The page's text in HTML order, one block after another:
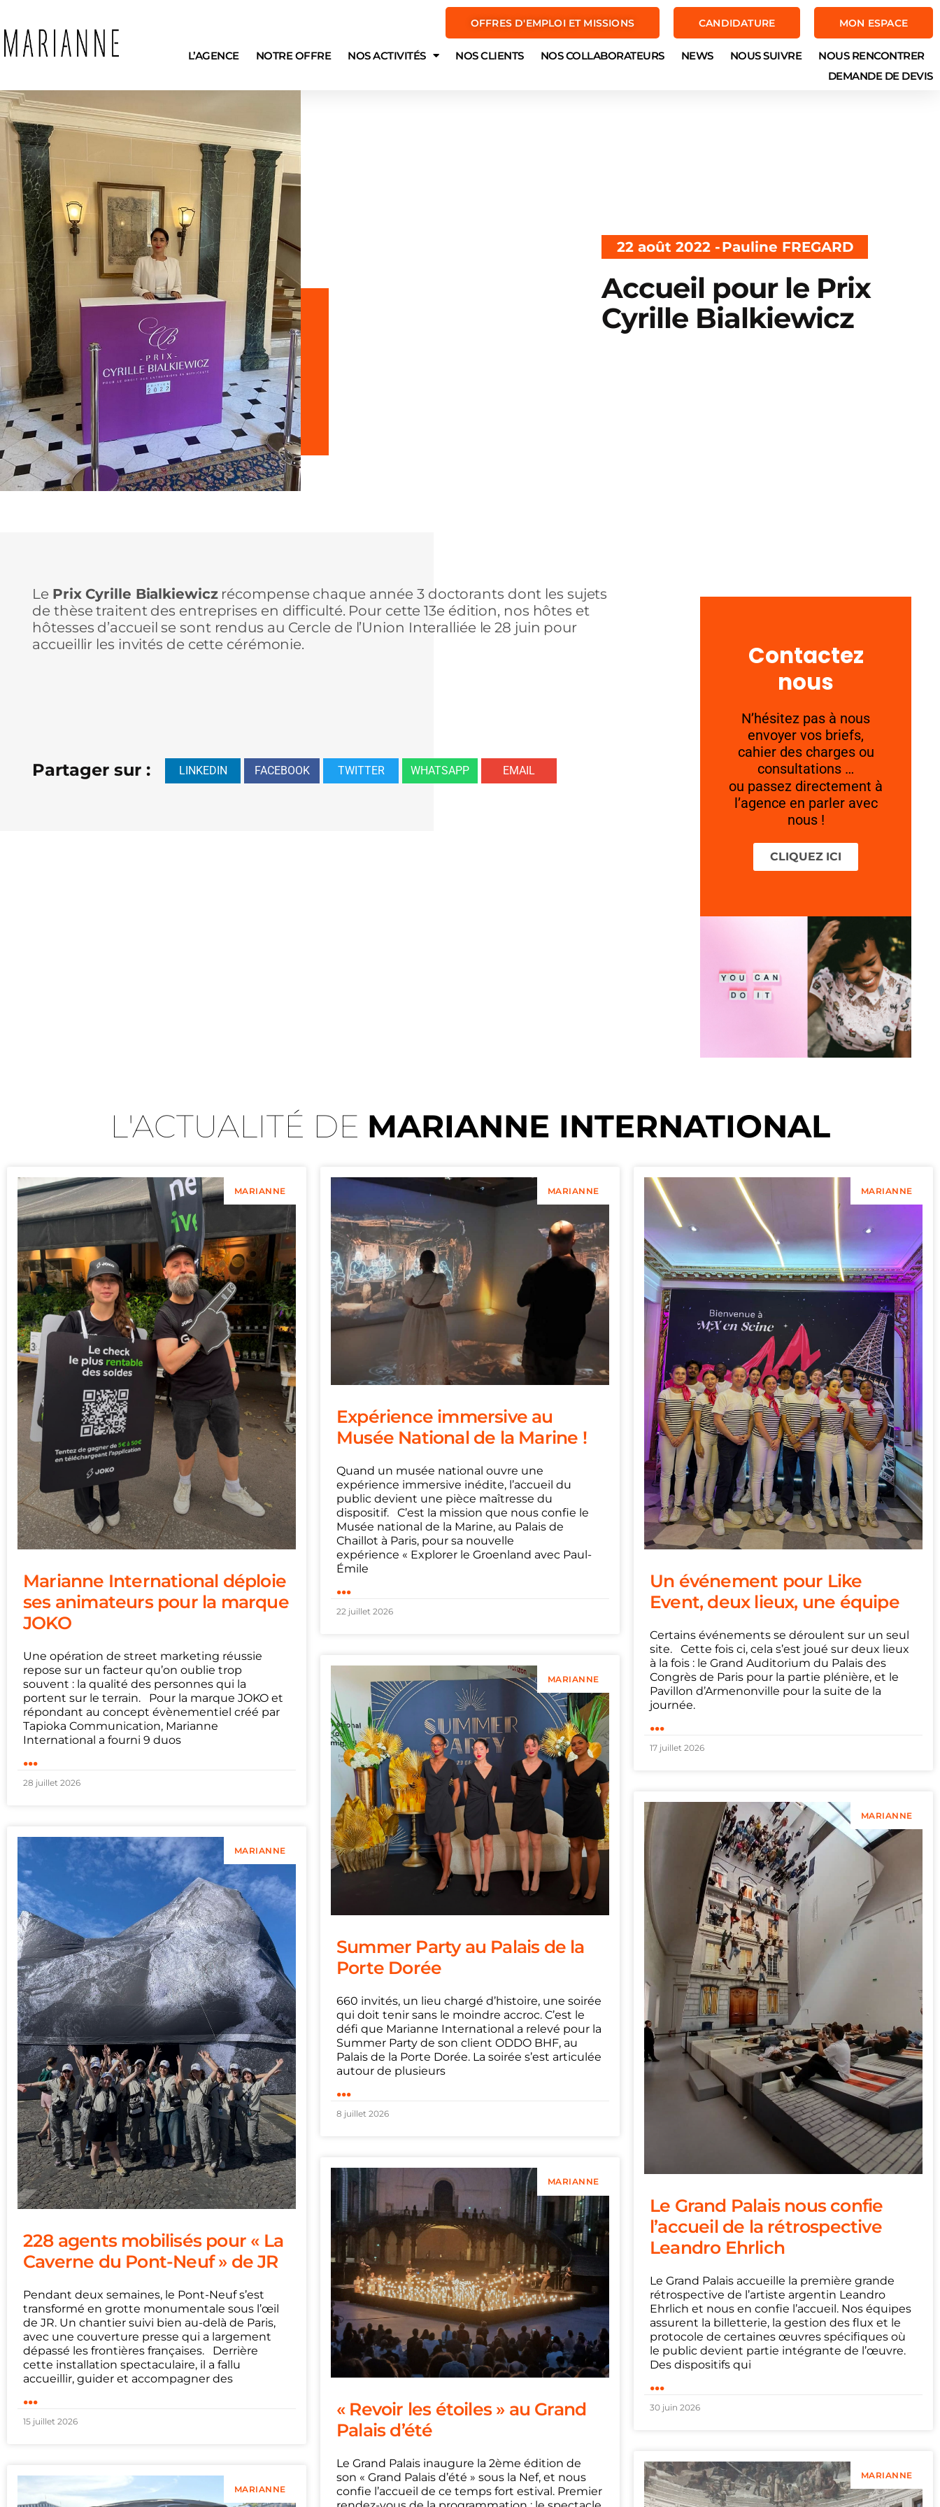
OFFRES D'EMPLOI ET MISSIONS CANDIDATURE MON ESPACE
L’AGENCE NOTRE OFFRE NOS ACTIVITÉS NOS CLIENTS NOS COLLABORATEURS NEWS NOUS SUIVRE
NOUS RENCONTRER
DEMANDE DE DEVIS
22 août 2022 -Pauline FREGARD
Accueil pour le Prix
Cyrille Bialkiewicz
Le Prix Cyrille Bialkiewiczrécompense chaque année 3 doctorants dont les sujets
de thèse traitent des entreprises en difficulté. Pour cette 13e édition, nos hôtes et
hôtesses d’accueil se sont rendus au Cercle de l’Union Interalliée le 28 juin pour
accueillir les invités de cette cérémonie.
Partager sur : LINKEDIN FACEBOOK TWITTER WHATSAPP EMAIL
Contactez
nous
N’hésitez pas à nous
envoyer vos briefs,
cahier des charges ou
consultations …
ou passez directement à
l’agence en parler avec
nous !
CLIQUEZ ICI
L'ACTUALITÉ DE MARIANNE INTERNATIONAL
MARIANNE
Marianne International déploie
ses animateurs pour la marque
JOKO
Une opération de street marketing réussie
repose sur un facteur qu’on oublie trop
souvent : la qualité des personnes qui la
portent sur le terrain. Pour la marque JOKO et
répondant au concept évènementiel créé par
Tapioka Communication, Marianne
International a fourni 9 duos
...
28 juillet 2026
MARIANNE
Expérience immersive au
Musée National de la Marine !
Quand un musée national ouvre une
expérience immersive inédite, l’accueil du
public devient une pièce maîtresse du
dispositif. C’est la mission que nous confie le
Musée national de la Marine, au Palais de
Chaillot à Paris, pour sa nouvelle
expérience « Explorer le Groenland avec Paul-
Émile
...
22 juillet 2026
MARIANNE
Un événement pour Like
Event, deux lieux, une équipe
Certains événements se déroulent sur un seul
site. Cette fois ci, cela s’est joué sur deux lieux
à la fois : le Grand Auditorium du Palais des
Congrès de Paris pour la partie plénière, et le
Pavillon d’Armenonville pour la suite de la
journée.
...
17 juillet 2026
MARIANNE
228 agents mobilisés pour « La
Caverne du Pont-Neuf » de JR
Pendant deux semaines, le Pont-Neuf s’est
transformé en grotte monumentale sous l’œil
de JR. Un chantier suivi bien au-delà de Paris,
avec une couverture presse qui a largement
dépassé les frontières françaises. Derrière
cette installation spectaculaire, il a fallu
accueillir, guider et accompagner des
...
15 juillet 2026
MARIANNE
Summer Party au Palais de la
Porte Dorée
660 invités, un lieu chargé d’histoire, une soirée
qui doit tenir sans le moindre accroc. C’est le
défi que Marianne International a relevé pour la
Summer Party de son client ODDO BHF, au
Palais de la Porte Dorée. La soirée s’est articulée
autour de plusieurs
...
8 juillet 2026
MARIANNE
Le Grand Palais nous confie
l’accueil de la rétrospective
Leandro Ehrlich
Le Grand Palais accueille la première grande
rétrospective de l’artiste argentin Leandro
Ehrlich et nous en confie l’accueil. Nos équipes
assurent la billetterie, la gestion des flux et le
protocole de certaines œuvres spécifiques où
le public devient partie intégrante de l’œuvre.
Des dispositifs qui
...
30 juin 2026
MARIANNE
MARIANNE
« Revoir les étoiles » au Grand
Palais d’été
Le Grand Palais inaugure la 2ème édition de
son « Grand Palais d’été » sous la Nef, et nous
confie l’accueil de ce temps fort estival. Premier
MARIANNE